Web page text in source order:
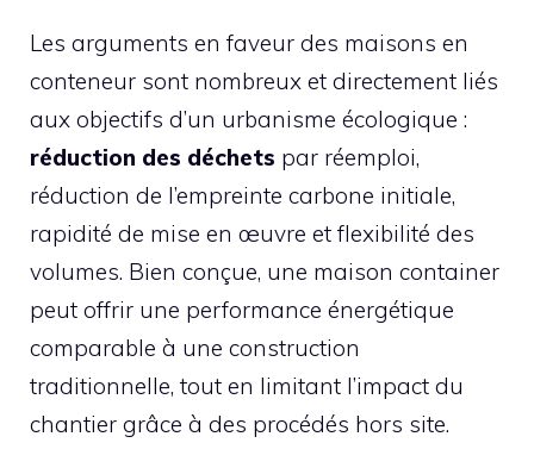
Les arguments en faveur des maisons en
conteneur sont nombreux et directement liés
aux objectifs d’un urbanisme écologique :
réduction des déchets par réemploi,
réduction de l’empreinte carbone initiale,
rapidité de mise en œuvre et flexibilité des
volumes. Bien conçue, une maison container
peut offrir une performance énergétique
comparable à une construction
traditionnelle, tout en limitant l’impact du
chantier grâce à des procédés hors site.